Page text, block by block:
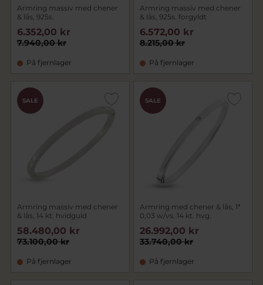
Armring massiv med chener
& lås, 925s.
7.940,00 kr
6.352,00 kr
På fjernlager
Armring massiv med chener
& lås, 925s. forgyldt
8.215,00 kr
6.572,00 kr
På fjernlager
SALE
Armring massiv med chener
& lås, 14 kt. hvidguld
73.100,00 kr
58.480,00 kr
På fjernlager
SALE
Armring med chener & lås, 1*
0,03 w/vs. 14 kt. hvg.
33.740,00 kr
26.992,00 kr
På fjernlager